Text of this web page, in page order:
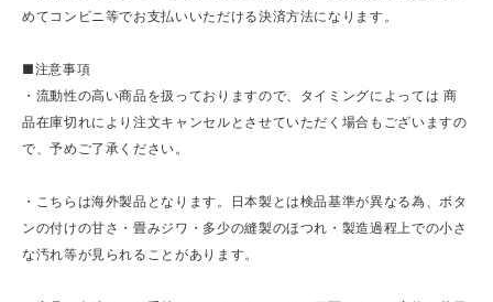
めてコンビニ等でお支払いいただける決済方法になります。
■注意事項
・流動性の高い商品を扱っておりますので、タイミングによっては 商
品在庫切れにより注文キャンセルとさせていただく場合もございますの
で、予めご了承ください。
・こちらは海外製品となります。日本製とは検品基準が異なる為、ボタ
ンの付けの甘さ・畳みジワ・多少の縫製のほつれ・製造過程上での小さ
な汚れ等が見られることがあります。